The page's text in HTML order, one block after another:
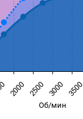
Об/мин
2000 2500 3000 3500